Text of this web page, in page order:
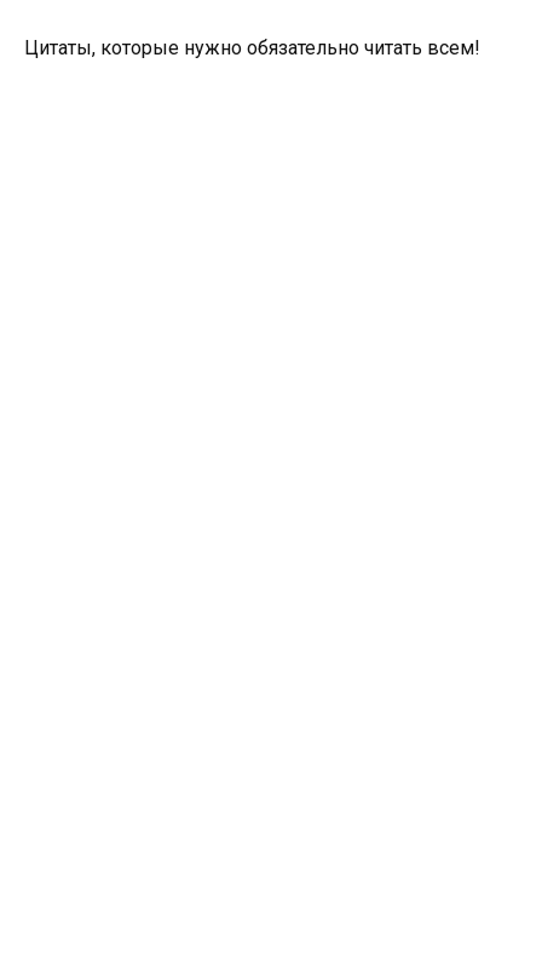
Цитаты, которые нужно обязательно читать всем!